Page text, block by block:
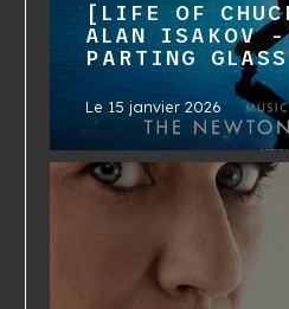
[LIFE OF
ALAN ISAKOV
PARTING GLASS
Le 15 janvier 2026